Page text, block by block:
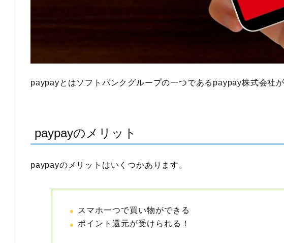
paypayとはソフトバンクグループの一つであるpaypay株式会社
paypayのメリット
paypayのメリットはいくつかあります。
スマホ一つで買い物ができる
ポイント還元が受けられる！